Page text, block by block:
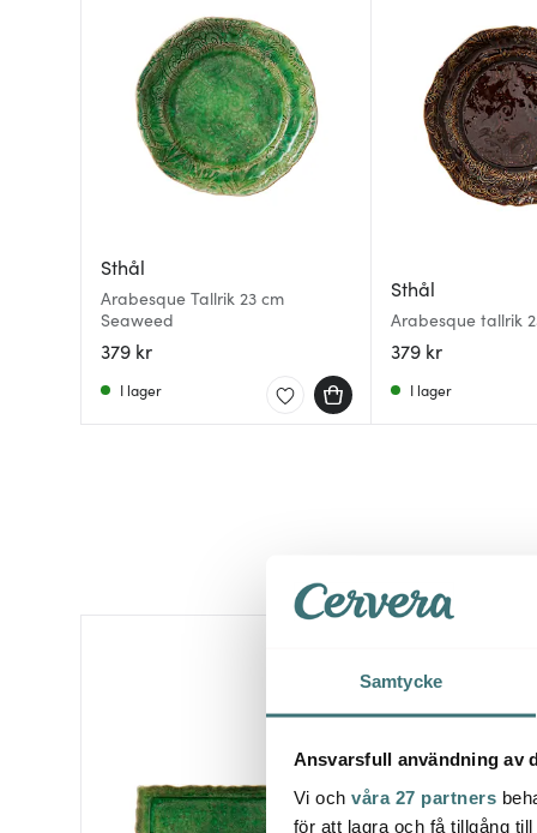
Samtycke
Ansvarsfull användning av
Vi och våra 27 partners
för att lagra och få tillgång
Sthål
Arabesque Tallrik 23 cm
Seaweed
379 kr
I lager
Sthål
Arabesque tallrik
379 kr
I lager